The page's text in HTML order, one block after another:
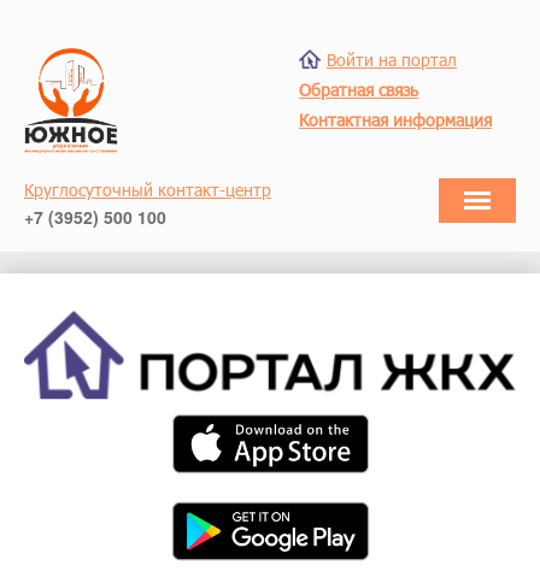
Войти на портал
Обратная связь
Контактная информация
Круглосуточный контакт-центр
+7 (3952) 500 100